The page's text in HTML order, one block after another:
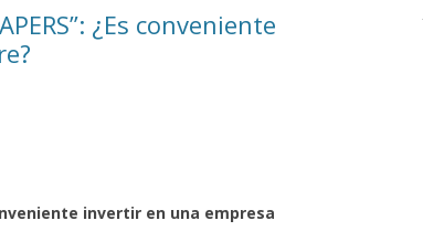
¿Es conveniente
conveniente invertir en una empresa